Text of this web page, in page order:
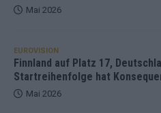
Mai 2026
EUROVISION
Finnland auf Platz 17,
Startreihenfolge hat
Mai 2026